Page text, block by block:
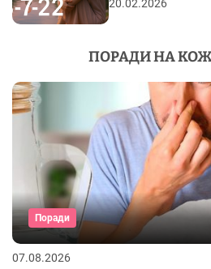
20.02.2026
ПОРАДИ НА
Поради
07.08.2026